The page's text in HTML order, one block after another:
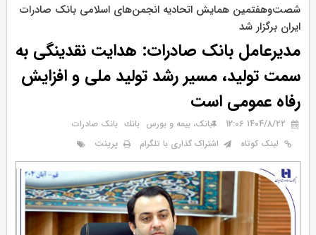
شصت‌وهفتمین همایش اتحادیه انجمن‌های اسلامی بانک صادرات
ایران برگزار شد
مدیرعامل بانک صادرات: هدایت نقدینگی به
سمت تولید، مسیر رشد تولید ملی و افزایش
رفاه عمومی است
۱۴۰۴/۸/۲۲ 12:06 بانک، بیمه و بورس بانك بانک صادرات
لینک کوتاه
اشتراک گذاری با تلگرام پرینت